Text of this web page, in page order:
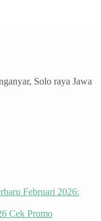
Solo raya Jawa
Februari 2026:
Cek Promo